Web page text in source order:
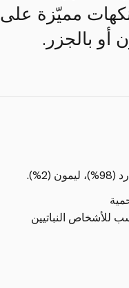
نكهات مميّزة على
أو بالجزر.
غنياً بالأوميغا 3. مناسب للأشخاص النباتيين